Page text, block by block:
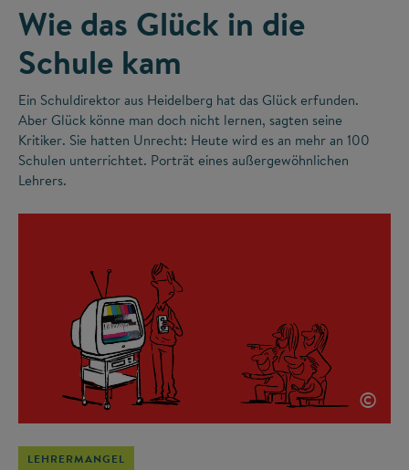
Wie das Glück in die
Schule kam
Ein Schuldirektor aus Heidelberg hat das Glück erfunden.
Aber Glück könne man doch nicht lernen, sagten seine
Kritiker. Sie hatten Unrecht: Heute wird es an mehr an 100
Schulen unterrichtet. Porträt eines außergewöhnlichen
Lehrers.
©
LEHRERMANGEL